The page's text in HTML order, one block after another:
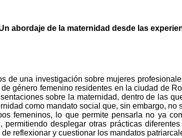
abordaje de la maternidad desde las
de una investigación sobre mujeres
género femenino residentes en la ciudad de
sobre la maternidad, dentro de las
como mandato social que, sin embargo,
femeninos, lo que permite pensarla no ya
desplegar otras prácticas
reflexionar y cuestionar los mandatos